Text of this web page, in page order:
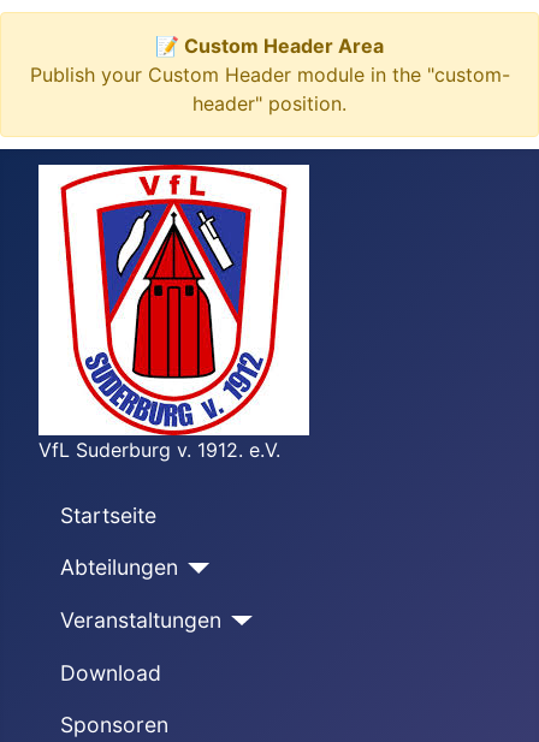
📝 Custom Header Area
Publish your Custom Header module in the "custom-
header" position.
VfL Suderburg v. 1912. e.V.
Startseite
Abteilungen
Veranstaltungen
Download
Sponsoren